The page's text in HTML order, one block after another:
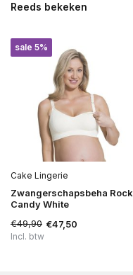
Reeds bekeken
sale 5%
Cake Lingerie
Zwangerschapsbeha Rock
Candy White
€49,90 €47,50
Incl. btw